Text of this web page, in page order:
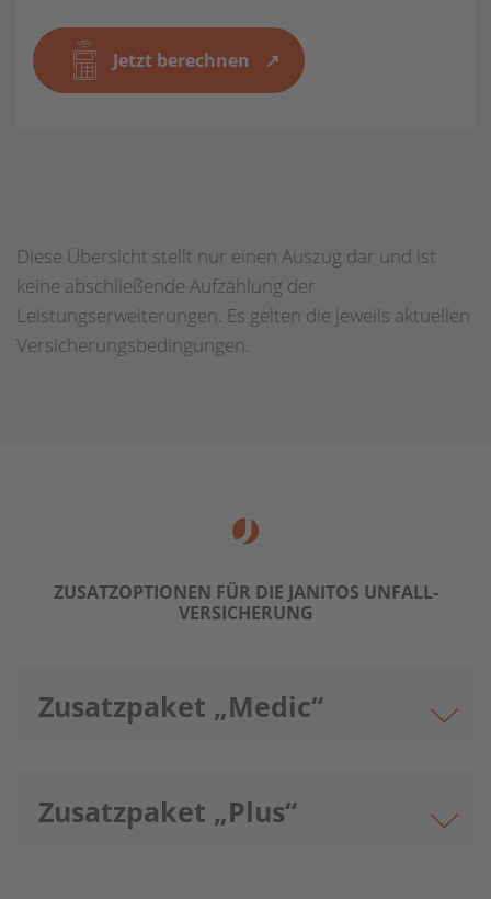
Jetzt berechnen
Diese Übersicht stellt nur einen Auszug dar und ist
keine abschließende Aufzählung der
Leistungserweiterungen. Es gelten die jeweils aktuellen
Versicherungsbedingungen.
ZUSATZ­OPTIONEN FÜR DIE JANITOS UNFALL­
VERSICHERUNG
Zusatzpaket „Medic“
Zusatzpaket „Plus“